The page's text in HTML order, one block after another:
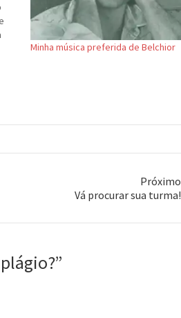
Minha música preferida de Belchior
Próximo
Vá procurar sua turma!
”